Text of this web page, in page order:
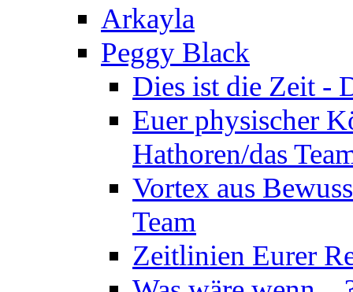
Arkayla
Peggy Black
Dies ist die Zeit -
Euer physischer
Hathoren/das
Vortex aus
Team
Zeitlinien Eurer